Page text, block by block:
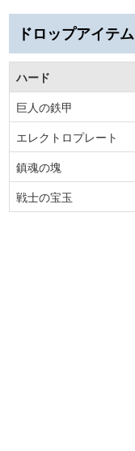
ドロップアイテム
ハード
巨人の鉄甲
エレクトロプレート
鎮魂の塊
戦士の宝玉